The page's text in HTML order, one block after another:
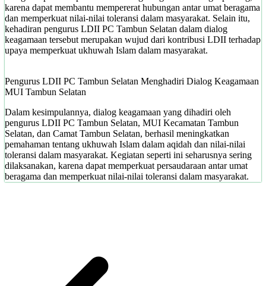
karena dapat membantu mempererat hubungan antar umat beragama
dan memperkuat nilai-nilai toleransi dalam masyarakat. Selain itu,
kehadiran pengurus LDII PC Tambun Selatan dalam dialog
keagamaan tersebut merupakan wujud dari kontribusi LDII terhadap
upaya memperkuat ukhuwah Islam dalam masyarakat.
Pengurus LDII PC Tambun Selatan Menghadiri Dialog Keagamaan
MUI Tambun Selatan
Dalam kesimpulannya, dialog keagamaan yang dihadiri oleh
pengurus LDII PC Tambun Selatan, MUI Kecamatan Tambun
Selatan, dan Camat Tambun Selatan, berhasil meningkatkan
pemahaman tentang ukhuwah Islam dalam aqidah dan nilai-nilai
toleransi dalam masyarakat. Kegiatan seperti ini seharusnya sering
dilaksanakan, karena dapat memperkuat persaudaraan antar umat
beragama dan memperkuat nilai-nilai toleransi dalam masyarakat.